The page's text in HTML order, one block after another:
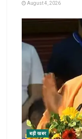
August 4, 2026
बड़ी खबर